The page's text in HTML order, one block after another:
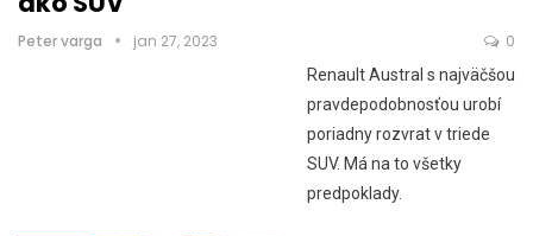
Peter varga jan 27, 2023 0
Renault Austral s najväčšou
pravdepodobnosťou urobí
poriadny rozvrat v triede
SUV. Má na to všetky
predpoklady.